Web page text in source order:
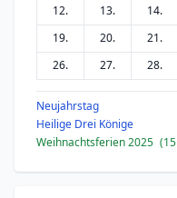
12.
13. 14.
19.
20. 21.
26.
27. 28.
Neujahrstag
Heilige Drei Könige
Weihnachtsferien 2025 (15